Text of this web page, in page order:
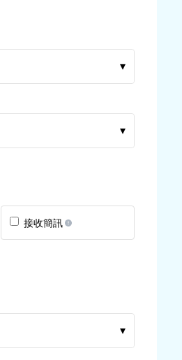
▾
▾
接收簡訊
▾